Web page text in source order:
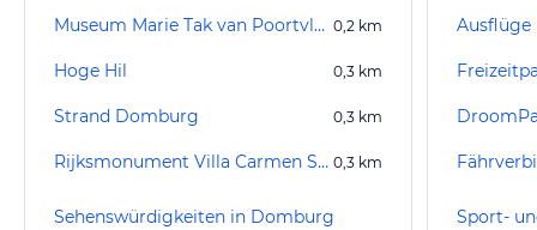
Museum Marie Tak van Poortvliet 0,2 km
Hoge Hil 0,3 km
Strand Domburg 0,3 km
Rijksmonument Villa Carmen Sylva 0,3 km
Sehenswürdigkeiten in Domburg
Ausflüge